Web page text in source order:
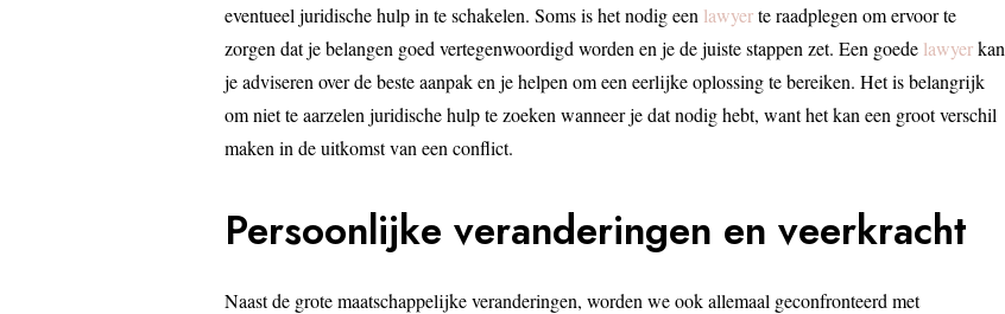
eventueel juridische hulp in te schakelen. Soms is het nodig een lawyerte raadplegen om ervoor te
zorgen dat je belangen goed vertegenwoordigd worden en je de juiste stappen zet. Een goede lawyerkan
je adviseren over de beste aanpak en je helpen om een eerlijke oplossing te bereiken. Het is belangrijk
om niet te aarzelen juridische hulp te zoeken wanneer je dat nodig hebt, want het kan een groot verschil
maken in de uitkomst van een conflict.
Persoonlijke veranderingen en veerkracht
Naast de grote maatschappelijke veranderingen, worden we ook allemaal geconfronteerd met